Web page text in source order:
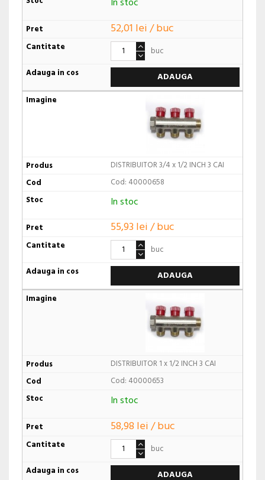
52,01 lei / buc
buc
ADAUGA
DISTRIBUITOR 3/4 x 1/2 INCH 3 CAI
Cod: 40000658
In stoc
55,93 lei / buc
buc
ADAUGA
DISTRIBUITOR 1 x 1/2 INCH 3 CAI
Cod: 40000653
In stoc
58,98 lei / buc
buc
ADAUGA